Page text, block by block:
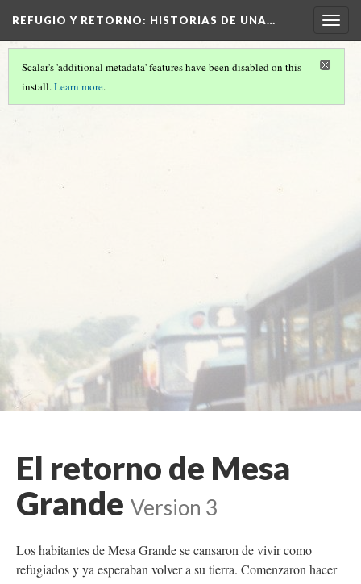
A PHP Error was encountered
Severity: Warning
Line Number: 1034
REFUGIO Y RETORNO: HISTORIAS DE UNA…
Scalar's 'additional metadata' features have been disabled on this
install.Learn more.
El retorno de Mesa
Grande Version 3
Los habitantes de Mesa Grande se cansaron de vivir como
refugiados y ya esperaban volver a su tierra. Comenzaron hacer